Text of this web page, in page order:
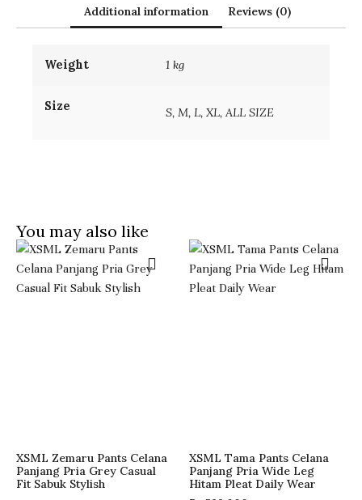
Additional information Reviews (0)
Weight 1 kg
Size S, M, L, XL, ALL SIZE
You may also like
XSML Zemaru Pants Celana
Panjang Pria Grey Casual
Fit Sabuk Stylish
XSML Tama Pants Celana
Panjang Pria Wide Leg
Hitam Pleat Daily Wear